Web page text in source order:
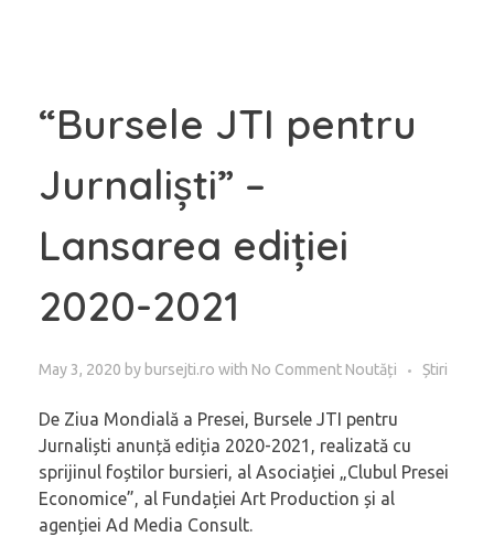
“Bursele JTI pentru
Jurnaliști” –
Lansarea ediției
2020-2021
May 3, 2020 by bursejti.ro with No Comment Noutăți Știri
De Ziua Mondială a Presei, Bursele JTI pentru
Jurnaliști anunță ediția 2020-2021, realizată cu
sprijinul foștilor bursieri, al Asociației „Clubul Presei
Economice”, al Fundației Art Production și al
agenției Ad Media Consult.